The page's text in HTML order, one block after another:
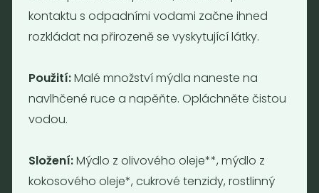
Praha 2 - Nusle
Tel.: (+420) 723 736 413
Otevírací doba
Neděle - zavřeno
kontaktu s odpadními vodami začne ihned
rozkládat na přirozeně se vyskytující látky.
Použití:Malé množství mýdla naneste na
navlhčené ruce a napěňte. Opláchněte čistou
vodou.
Složení:Mýdlo z olivového oleje**, mýdlo z
kokosového oleje*, cukrové tenzidy, rostlinný